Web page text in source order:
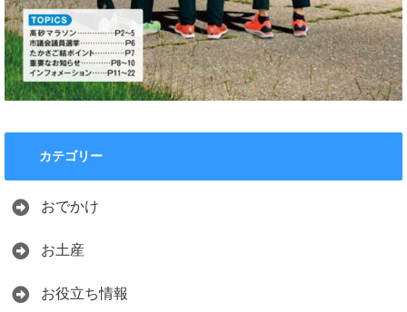
カテゴリー
おでかけ
お土産
お役立ち情報